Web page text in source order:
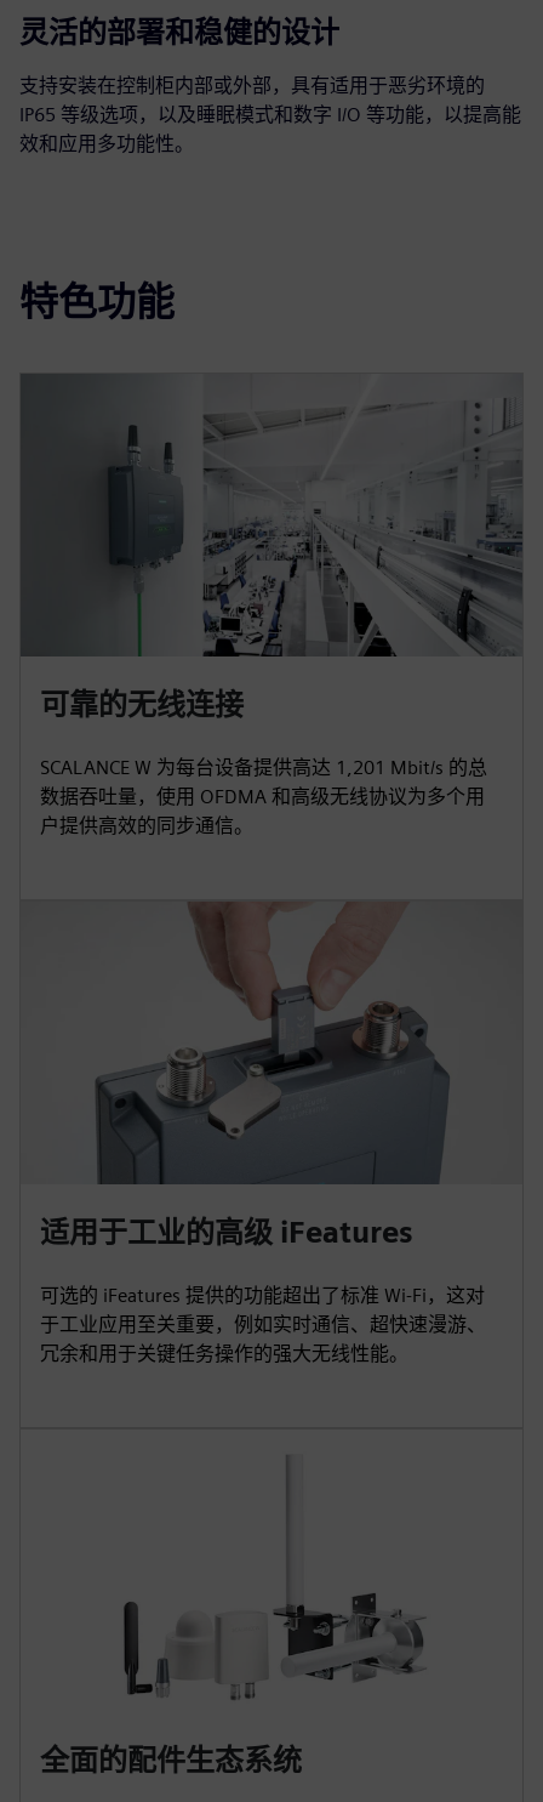
灵活的部署和稳健的设计
支持安装在控制柜内部或外部，具有适用于恶劣环境的
IP65 等级选项，以及睡眠模式和数字 I/O 等功能，以提高能
效和应用多功能性。
特色功能
可靠的无线连接
SCALANCE W 为每台设备提供高达 1,201 Mbit/s 的总
数据吞吐量，使用 OFDMA 和高级无线协议为多个用
户提供高效的同步通信。
适用于工业的高级 iFeatures
可选的 iFeatures 提供的功能超出了标准 Wi-Fi，这对
于工业应用至关重要，例如实时通信、超快速漫游、
冗余和用于关键任务操作的强大无线性能。
全面的配件生态系统